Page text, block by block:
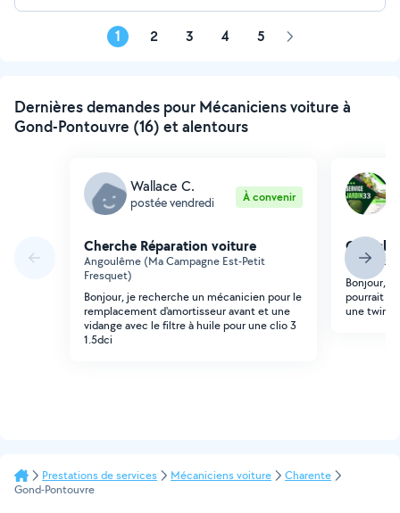
1 2 3 4 5 Page
Dernières demandes pour Mécaniciens voiture à
Gond-Pontouvre (16) et alentours
Wallace C.
postée vendredi À convenir
Cherche Réparation voiture
Angoulême (Ma Campagne Est-Petit
Fresquet)
Bonjour, je recherche un mécanicien pour le
remplacement d'amortisseur avant et une
vidange avec le filtre à huile pour une clio 3
1.5dci
Gond-
Bonjour,
pourrait
une
Prestations de services Mécaniciens voiture
Charente
Gond-Pontouvre